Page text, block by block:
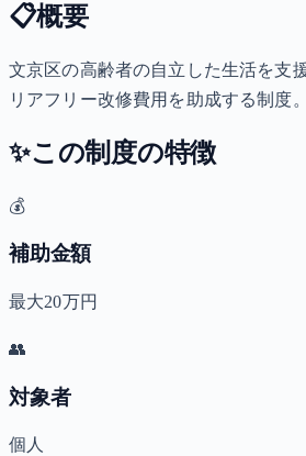
📋概要
文京区の高齢者の自立した生活を支
リアフリー改修費用を助成する制度。
✨この制度の特徴
💰
補助金額
最大20万円
👥
対象者
個人